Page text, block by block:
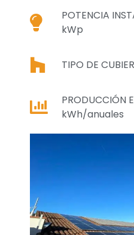
POTENCIA
kWp
TIPO DE
PRODUCCIÓN
kWh/anuales